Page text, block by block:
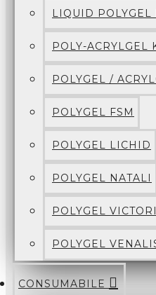
LIQUID POLYGEL
POLY-ACRYLGEL
POLYGEL /
POLYGEL FSM
POLYGEL LICHID
POLYGEL NATALI
POLYGEL
POLYGEL
CONSUMABILE